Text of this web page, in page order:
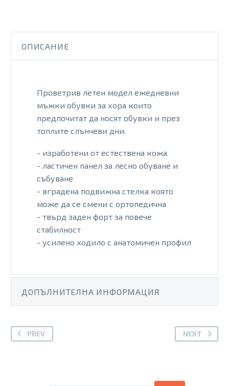
BLUE
ОПИСАНИЕ
Проветрив летен модел ежедневни
мъжки обувки за хора които
предпочитат да носят обувки и през
топлите слънчеви дни.
- изработени от естествена кожа
- ластичен панел за лесно обуване и
събуване
- вградена подвижна стелка която
може да се смени с ортопедична
- твърд заден форт за повече
стабилност
- усилено ходило с анатомичен профил
ДОПЪЛНИТЕЛНА ИНФОРМАЦИЯ
PREV NEXT